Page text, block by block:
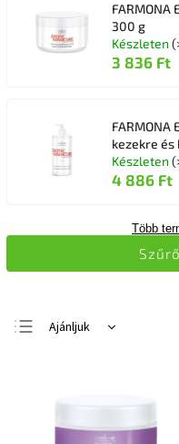
FARMONA
300 g
Készleten
3 836 Ft
FARMONA
kezekre
Készleten
4 886 Ft
Több
Ajánljuk
Legnépszerűbb
termékek